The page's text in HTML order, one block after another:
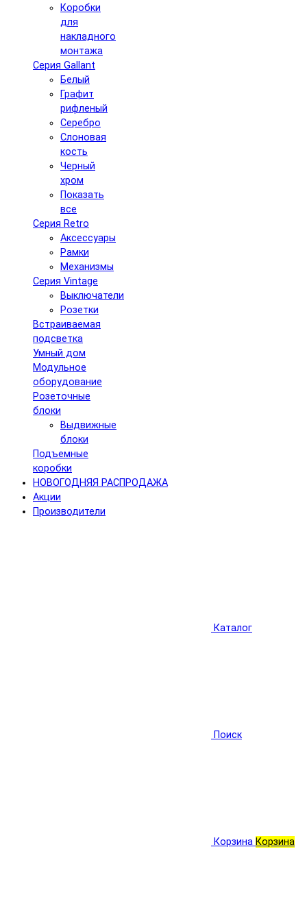
Коробки
для
накладного
монтажа
Серия Gallant
Белый
Графит
рифленый
Серебро
Слоновая
кость
Черный
хром
Показать
все
Серия Retro
Аксессуары
Рамки
Механизмы
Серия Vintage
Выключатели
Розетки
Встраиваемая
подсветка
Умный дом
Модульное
оборудование
Розеточные
блоки
Выдвижные
блоки
Подъемные
коробки
НОВОГОДНЯЯ РАСПРОДАЖА
Акции
Производители
Каталог
Поиск
Корзина Корзина